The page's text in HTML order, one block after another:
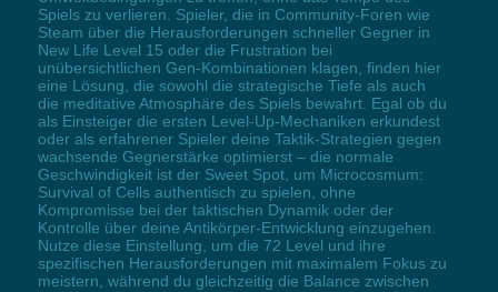
Spiels zu verlieren. Spieler, die in Community-Foren wie
Steam über die Herausforderungen schneller Gegner in
New Life Level 15 oder die Frustration bei
unübersichtlichen Gen-Kombinationen klagen, finden hier
eine Lösung, die sowohl die strategische Tiefe als auch
die meditative Atmosphäre des Spiels bewahrt. Egal ob du
als Einsteiger die ersten Level-Up-Mechaniken erkundest
oder als erfahrener Spieler deine Taktik-Strategien gegen
wachsende Gegnerstärke optimierst – die normale
Geschwindigkeit ist der Sweet Spot, um Microcosmum:
Survival of Cells authentisch zu spielen, ohne
Kompromisse bei der taktischen Dynamik oder der
Kontrolle über deine Antikörper-Entwicklung einzugehen.
Nutze diese Einstellung, um die 72 Level und ihre
spezifischen Herausforderungen mit maximalem Fokus zu
meistern, während du gleichzeitig die Balance zwischen